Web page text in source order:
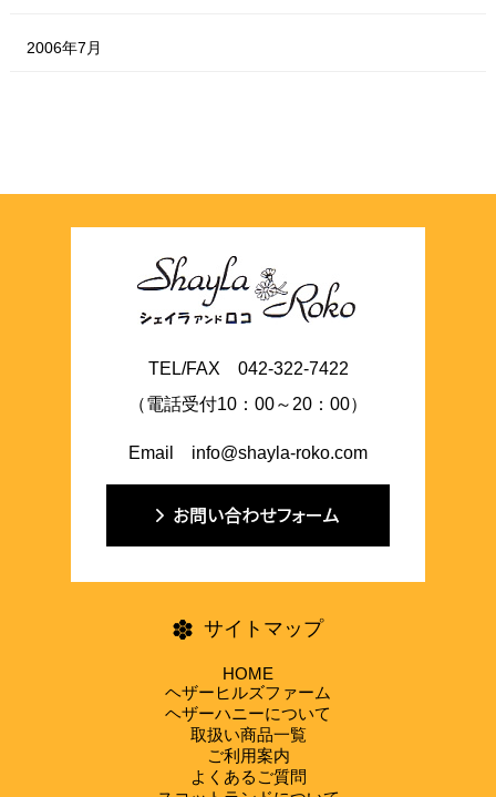
2006年7月
TEL/FAX 042-322-7422
（電話受付10：00～20：00）
Email info@shayla-roko.com
サイトマップ
HOME
ヘザーヒルズファーム
ヘザーハニーについて
取扱い商品一覧
ご利用案内
よくあるご質問